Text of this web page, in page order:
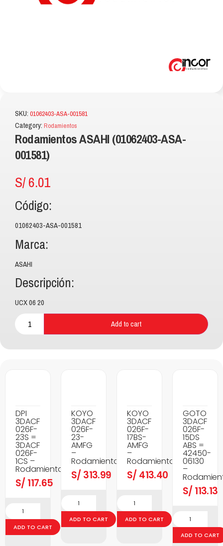
SKU: 01062403-ASA-001581
Category: Rodamientos
Rodamientos ASAHI (01062403-ASA-
001581)
S/6.01
Código:
01062403-ASA-001581
Marca:
ASAHI
Descripción:
UCX 06 20
Add to cart
DPI
3DACF
026F-
23S =
3DACF
026F-
1CS –
Rodamientos
S/ 117.65
ADD TO CART
KOYO
3DACF
026F-
23-
AMFG
–
Rodamientos
S/ 313.99
ADD TO CART
KOYO
3DACF
026F-
17BS-
AMFG
–
Rodamientos
S/ 413.40
ADD TO CART
GOTO
3DACF
026F-
15DS
ABS =
42450-
06130
–
S/ 113.13
ADD TO CART